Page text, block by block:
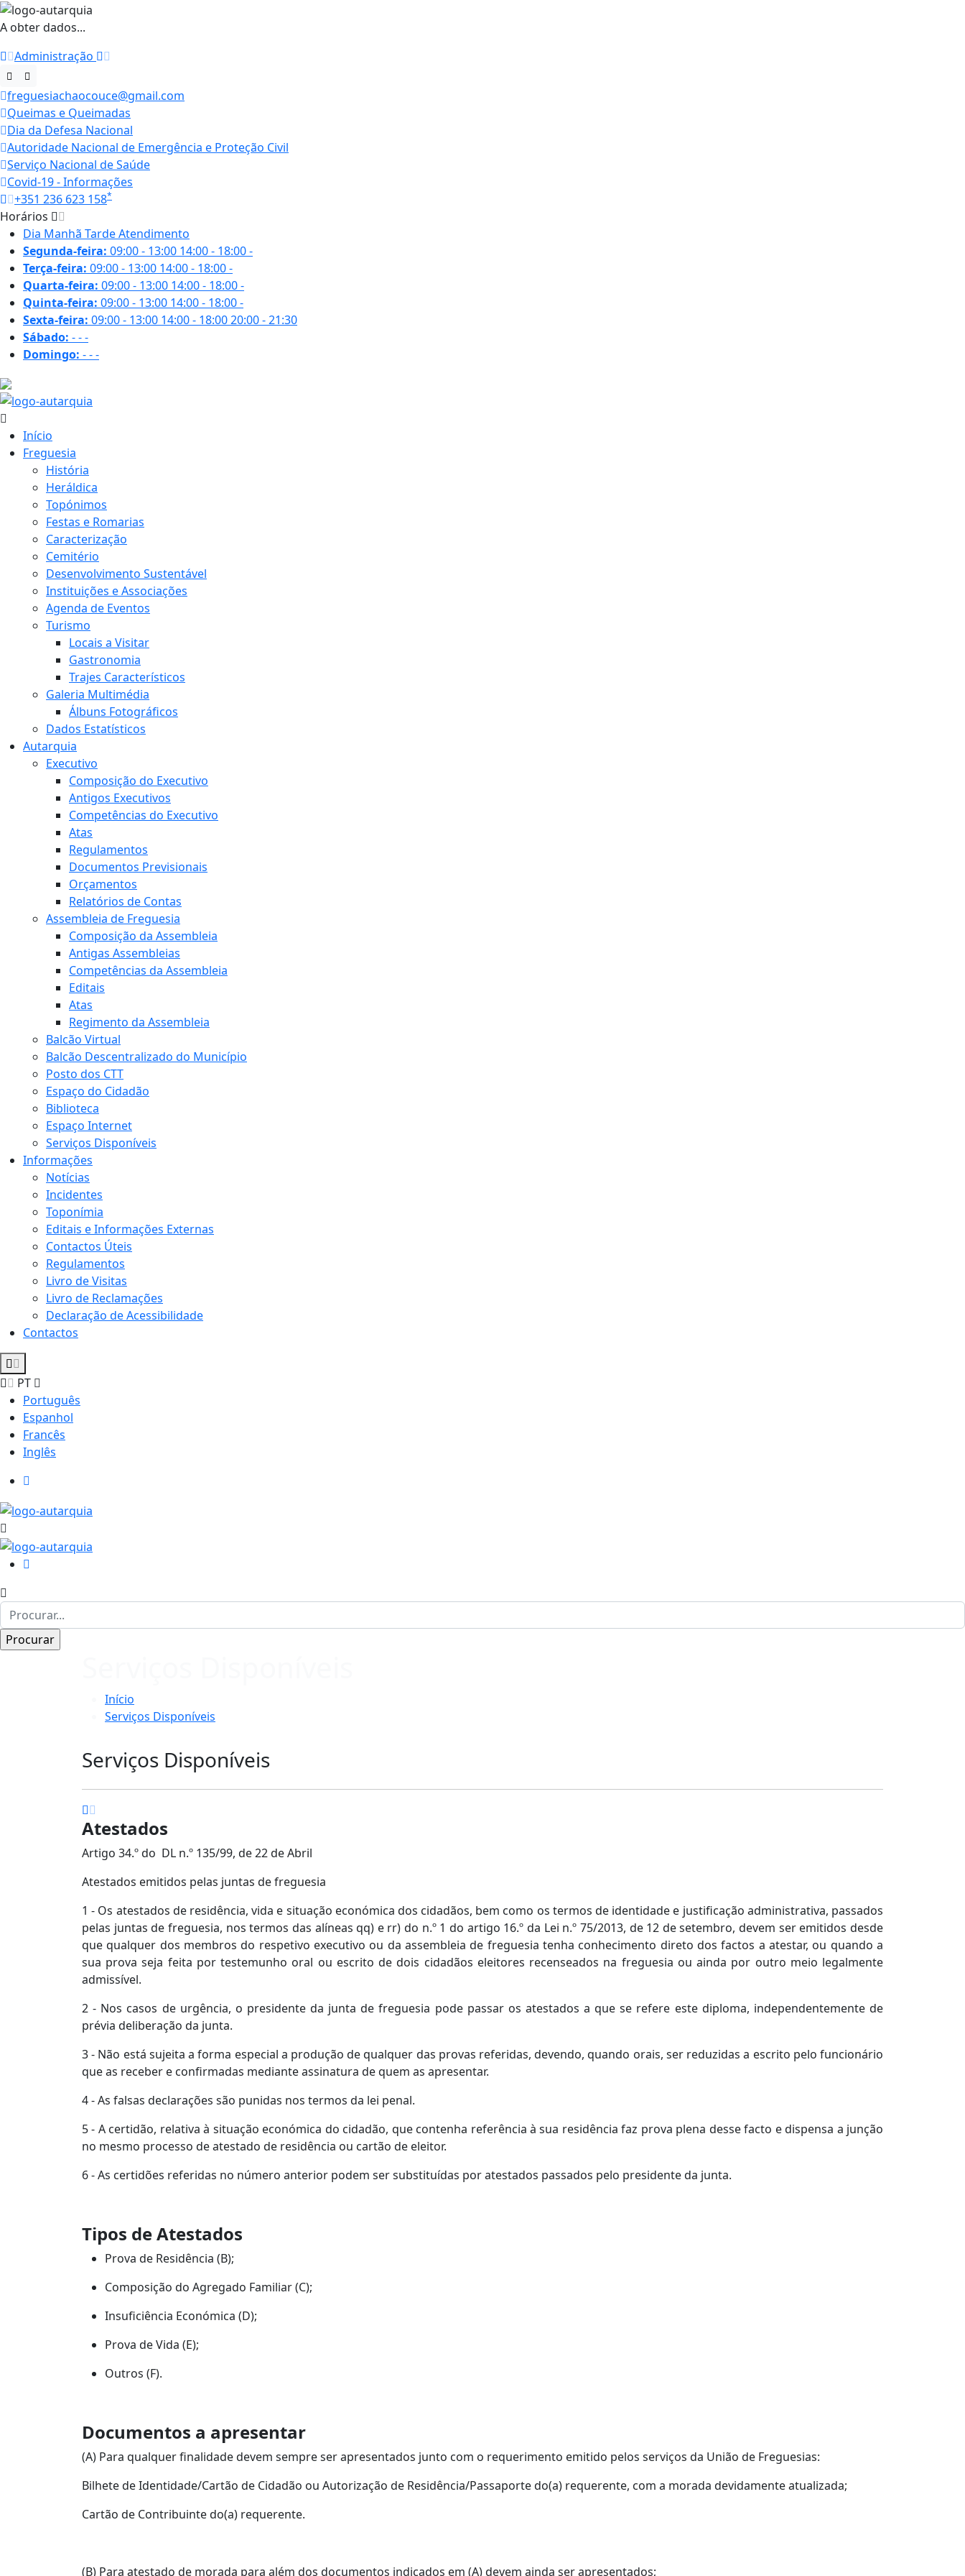
A obter dados...
Administração
freguesiachaocouce@gmail.com
Queimas e Queimadas
Dia da Defesa Nacional
Autoridade Nacional de Emergência e Proteção Civil
Serviço Nacional de Saúde
Covid-19 - Informações
+351 236 623 158*
Horários
Dia Manhã TardeAtendimento
Segunda-feira: 09:00 - 13:00 14:00 - 18:00-
Terça-feira: 09:00 - 13:00 14:00 - 18:00-
Quarta-feira: 09:00 - 13:00 14:00 - 18:00-
Quinta-feira: 09:00 - 13:00 14:00 - 18:00-
Sexta-feira: 09:00 - 13:00 14:00 - 18:0020:00 - 21:30
Sábado: ---
Domingo: ---
Início
Freguesia
História
Heráldica
Topónimos
Festas e Romarias
Caracterização
Cemitério
Desenvolvimento Sustentável
Instituições e Associações
Agenda de Eventos
Turismo
Locais a Visitar
Gastronomia
Trajes Característicos
Galeria Multimédia
Álbuns Fotográficos
Dados Estatísticos
Autarquia
Executivo
Composição do Executivo
Antigos Executivos
Competências do Executivo
Atas
Regulamentos
Documentos Previsionais
Orçamentos
Relatórios de Contas
Assembleia de Freguesia
Composição da Assembleia
Antigas Assembleias
Competências da Assembleia
Editais
Atas
Regimento da Assembleia
Balcão Virtual
Balcão Descentralizado do Município
Posto dos CTT
Espaço do Cidadão
Biblioteca
Espaço Internet
Serviços Disponíveis
Informações
Notícias
Incidentes
Toponímia
Editais e Informações Externas
Contactos Úteis
Regulamentos
Livro de Visitas
Livro de Reclamações
Declaração de Acessibilidade
Contactos
PT
Português
Espanhol
Francês
Inglês
Início
Serviços Disponíveis
Serviços Disponíveis
Atestados
Artigo 34.º do DL n.º 135/99, de 22 de Abril
Atestados emitidos pelas juntas de freguesia
1 - Os atestados de residência, vida e situação económica dos cidadãos, bem como os termos de identidade e justificação administrativa, passados
pelas juntas de freguesia, nos termos das alíneas qq) e rr) do n.º 1 do artigo 16.º da Lei n.º 75/2013, de 12 de setembro, devem ser emitidos desde
que qualquer dos membros do respetivo executivo ou da assembleia de freguesia tenha conhecimento direto dos factos a atestar, ou quando a
sua prova seja feita por testemunho oral ou escrito de dois cidadãos eleitores recenseados na freguesia ou ainda por outro meio legalmente
admissível.
2 - Nos casos de urgência, o presidente da junta de freguesia pode passar os atestados a que se refere este diploma, independentemente de
prévia deliberação da junta.
3 - Não está sujeita a forma especial a produção de qualquer das provas referidas, devendo, quando orais, ser reduzidas a escrito pelo funcionário
que as receber e confirmadas mediante assinatura de quem as apresentar.
4 - As falsas declarações são punidas nos termos da lei penal.
5 - A certidão, relativa à situação económica do cidadão, que contenha referência à sua residência faz prova plena desse facto e dispensa a junção
no mesmo processo de atestado de residência ou cartão de eleitor.
6 - As certidões referidas no número anterior podem ser substituídas por atestados passados pelo presidente da junta.
Tipos de Atestados
Prova de Residência (B);
Composição do Agregado Familiar (C);
Insuficiência Económica (D);
Prova de Vida (E);
Outros (F).
Documentos a apresentar
(A) Para qualquer finalidade devem sempre ser apresentados junto com o requerimento emitido pelos serviços da União de Freguesias:
Bilhete de Identidade/Cartão de Cidadão ou Autorização de Residência/Passaporte do(a) requerente, com a morada devidamente atualizada;
Cartão de Contribuinte do(a) requerente.
(B) Para atestado de morada para além dos documentos indicados em (A) devem ainda ser apresentados;